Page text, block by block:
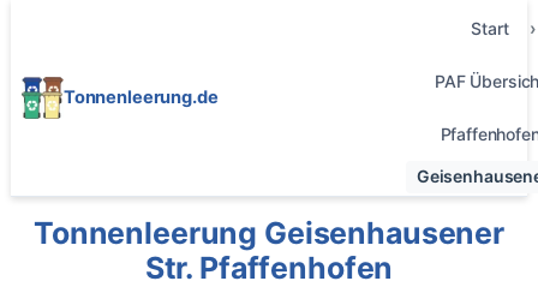
Tonnenleerung.de
Start
PAF
Tonnenleerung Geisenhausener
Str. Pfaffenhofen